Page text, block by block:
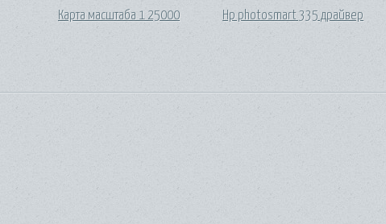
Карта масштаба 1 25000 Hp photosmart 335 драйвер